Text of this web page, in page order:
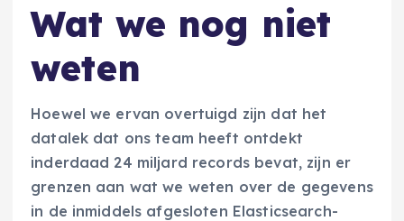
Wat we nog niet
weten
Hoewel we ervan overtuigd zijn dat het
datalek dat ons team heeft ontdekt
inderdaad 24 miljard records bevat, zijn er
grenzen aan wat we weten over de gegevens
in de inmiddels afgesloten Elasticsearch-